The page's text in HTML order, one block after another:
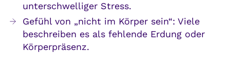
unterschwelliger Stress.
Gefühl von „nicht im Körper sein“: Viele
beschreiben es als fehlende Erdung oder
Körperpräsenz.